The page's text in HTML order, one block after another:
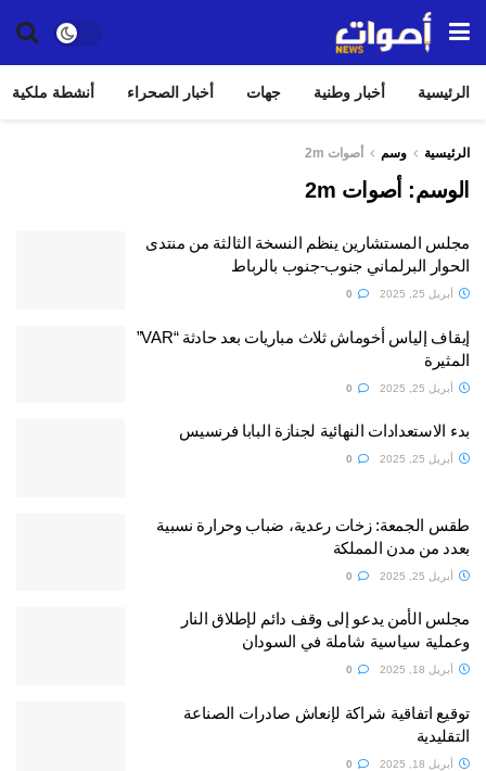
الرئيسية أخبار وطنية جهات أخبار الصحراء أنشطة ملكية
الرئيسية وسم أصوات 2m
الوسم: أصوات 2m
مجلس المستشارين ينظم النسخة الثالثة من منتدى
الحوار البرلماني جنوب-جنوب بالرباط
أبريل 25, 2025
إيقاف إلياس أخوماش ثلاث مباريات بعد حادثة “VAR”
المثيرة
أبريل 25, 2025
بدء الاستعدادات النهائية لجنازة البابا فرنسيس
أبريل 25, 2025
طقس الجمعة: زخات رعدية، ضباب وحرارة نسبية
بعدد من مدن المملكة
أبريل 25, 2025
مجلس الأمن يدعو إلى وقف دائم لإطلاق النار
وعملية سياسية شاملة في السودان
أبريل 18, 2025
توقيع اتفاقية شراكة لإنعاش صادرات الصناعة
التقليدية
أبريل 18, 2025